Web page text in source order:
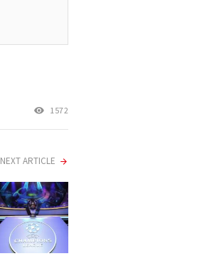
1572
NEXT ARTICLE